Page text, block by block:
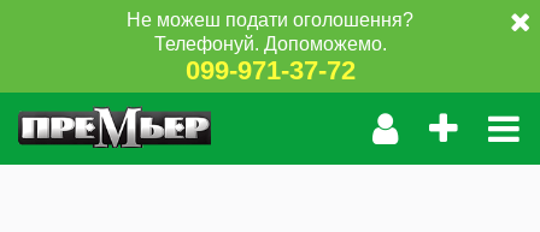
Не можеш подати оголошення?
Телефонуй. Допоможемо.
099-971-37-72